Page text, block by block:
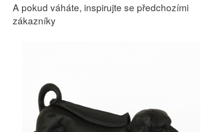
A pokud váháte, inspirujte se předchozími
zákazníky